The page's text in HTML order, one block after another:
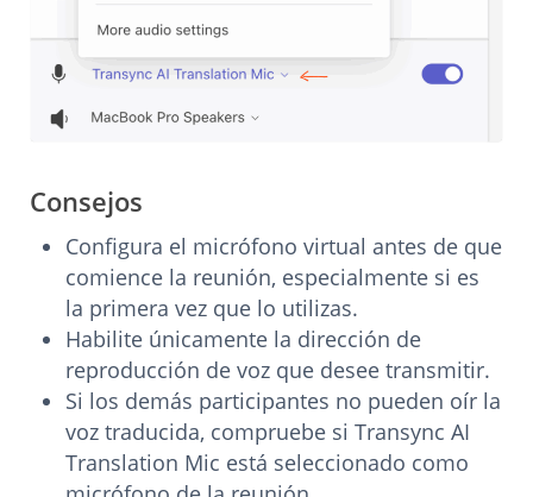
Consejos
Configura el micrófono virtual antes de que
comience la reunión, especialmente si es
la primera vez que lo utilizas.
Habilite únicamente la dirección de
reproducción de voz que desee transmitir.
Si los demás participantes no pueden oír la
voz traducida, compruebe si Transync AI
Translation Mic está seleccionado como